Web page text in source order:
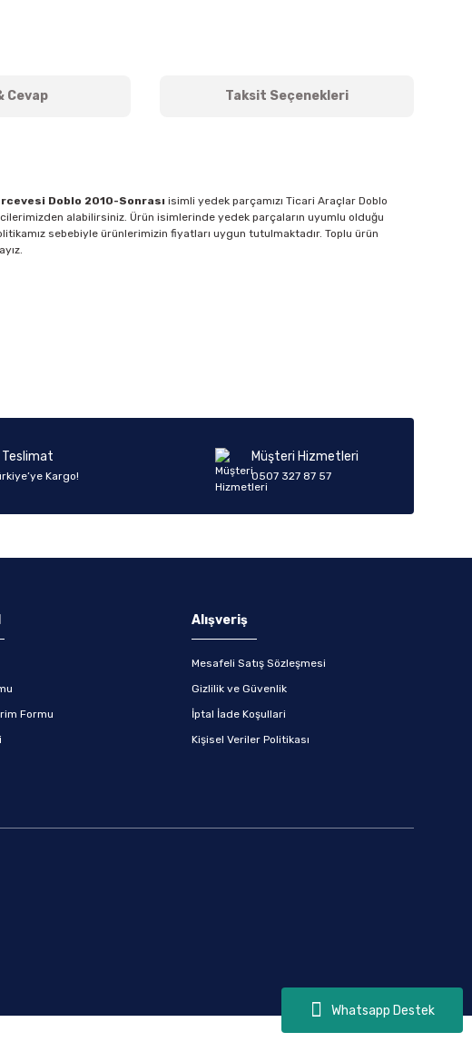
Whatsapp Destek
Cevap Taksit Seçenekleri
Doblo 2010-Sonrası isimli yedek parçamızı Ticari Araçlar Doblo
alabilirsiniz. Ürün isimlerinde yedek parçaların uyumlu olduğu
sebebiyle ürünlerimizin fiyatları uygun tutulmaktadır. Toplu ürün
Teslimat
Kargo!
Müşteri Hizmetleri
0507 327 87 57
Formu
Alışveriş
Mesafeli Satış Sözleşmesi
Gizlilik ve Güvenlik
İptal İade Koşullari
Kişisel Veriler Politikası